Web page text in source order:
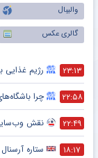
والیبال
گالری عکس
۲۳:۱۳ رژیم غذایی
۲۲:۵۸ چرا
۲۲:۴۹ نقش وب‌سایت
۱۸:۱۷ ستاره